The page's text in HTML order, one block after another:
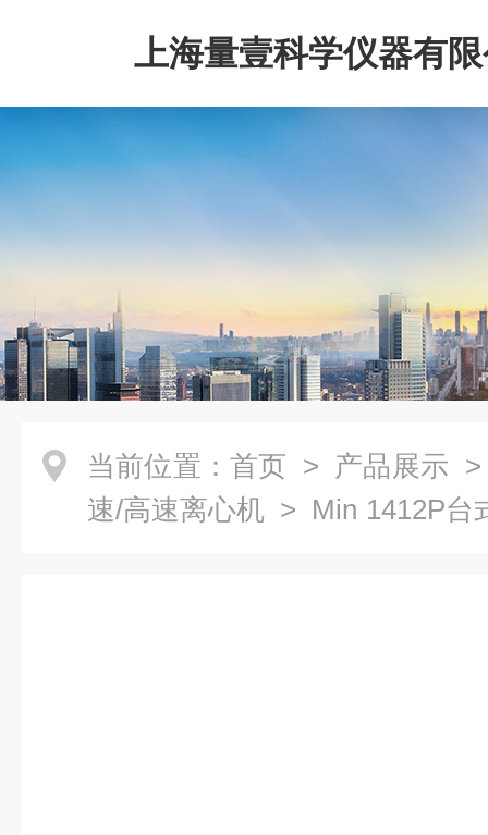
上海量壹科学仪器有
当前位置： 首页 > 产品展示
速/高速离心机 > Min 1412P台